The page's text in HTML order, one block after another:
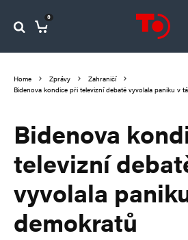
0
Home Zprávy
Zahraničí
Bidenova kondice při televizní debatě vyvolala paniku v
Bidenova
televizní
vyvolala
demokratů